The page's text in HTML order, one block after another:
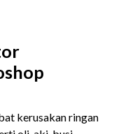
kerusakan ringan